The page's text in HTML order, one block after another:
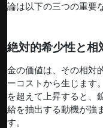
論は以下の三つの重要
絶対的希少性と相
金の価値は、その相対
ーコストから生じます
を超えて上昇すると、
給を抽出する動機が強
す。